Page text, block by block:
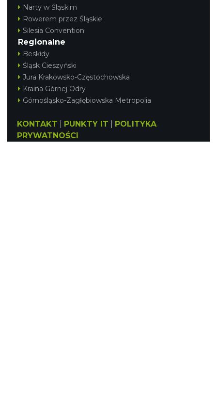
Narty w Śląskim
Rowerem przez Śląskie
Silesia Convention
Regionalne
Beskidy
Śląsk Cieszyński
Jura Krakowsko-Częstochowska
Kraina Górnej Odry
Górnośląsko-Zagłębiowska Metropolia
KONTAKT PUNKTY IT
POLITYKA
PRYWATNOŚCI